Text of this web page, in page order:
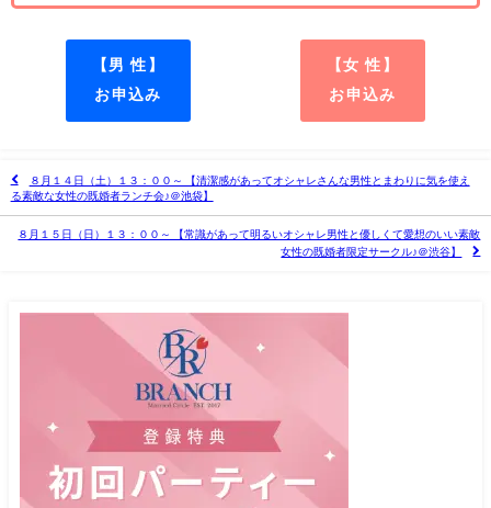
【男 性】
お申込み
【女 性】
お申込み
８月１４日（土）１３：００～ 【清潔感があってオシャレさんな男性とまわりに気を使え
る素敵な女性の既婚者ランチ会♪＠池袋】
８月１５日（日）１３：００～ 【常識があって明るいオシャレ男性と優しくて愛想のいい素敵
女性の既婚者限定サークル♪＠渋谷】